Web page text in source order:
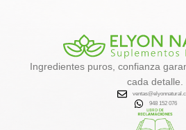
Ingredientes puros, confianza
cada detalle.
948 152 076